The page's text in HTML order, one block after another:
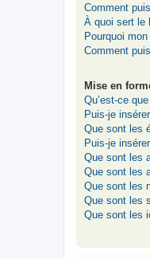
Comment
À quoi sert le
Pourquoi
Comment
Mise en
Qu’est-ce
Puis-je
Que sont les
Puis-je
Que sont les
Que sont les
Que sont les
Que sont les
Que sont les